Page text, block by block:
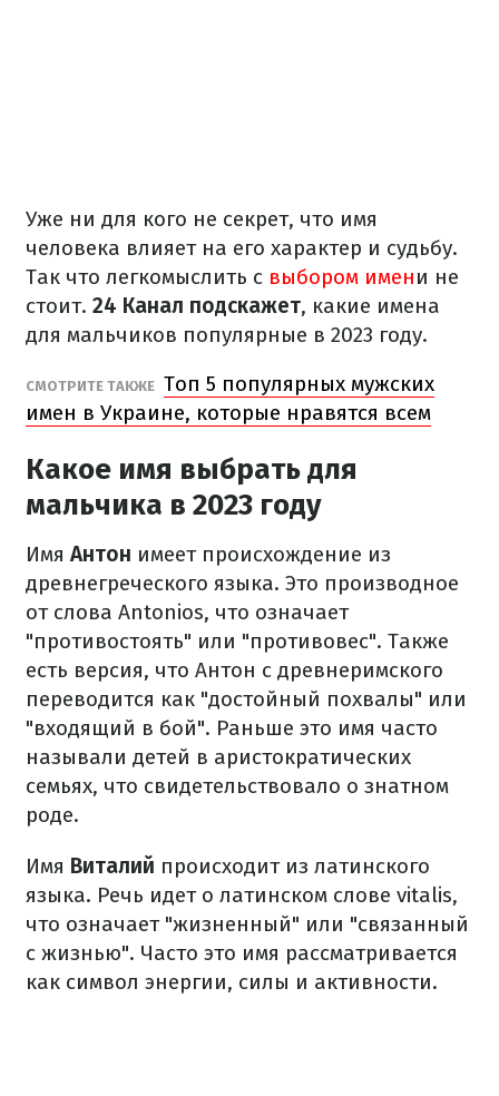
Уже ни для кого не секрет, что имя
человека влияет на его характер и судьбу.
Так что легкомыслить с выбором имени не
стоит. 24 Канал подскажет, какие имена
для мальчиков популярные в 2023 году.
СМОТРИТЕ ТАКЖЕ Топ 5 популярных мужских
имен в Украине, которые нравятся всем
Какое имя выбрать для
мальчика в 2023 году
Имя Антон имеет происхождение из
древнегреческого языка. Это производное
от слова Antonios, что означает
"противостоять" или "противовес". Также
есть версия, что Антон с древнеримского
переводится как "достойный похвалы" или
"входящий в бой". Раньше это имя часто
называли детей в аристократических
семьях, что свидетельствовало о знатном
роде.
Имя Виталий происходит из латинского
языка. Речь идет о латинском слове vitalis,
что означает "жизненный" или "связанный
с жизнью". Часто это имя рассматривается
как символ энергии, силы и активности.